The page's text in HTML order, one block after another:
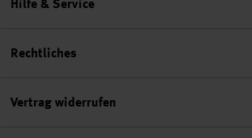
Hilfe & Service
Rechtliches
Vertrag widerrufen